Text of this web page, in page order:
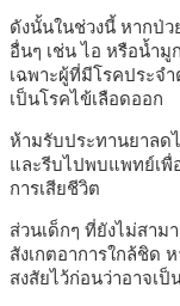
ดังนั้นในช่วงนี้ หากป่
อื่นๆ เช่น ไอ หรือน้ำ
เฉพาะผู้ที่มีโรคประจ
เป็นโรคไข้เลือดออก
ห้ามรับประทานยาลด
และรีบไปพบแพทย์เพื่
การเสียชีวิต
ส่วนเด็กๆ ที่ยังไม่สาม
สังเกตอาการใกล้ชิด
สงสัยไว้ก่อนว่าอาจเ